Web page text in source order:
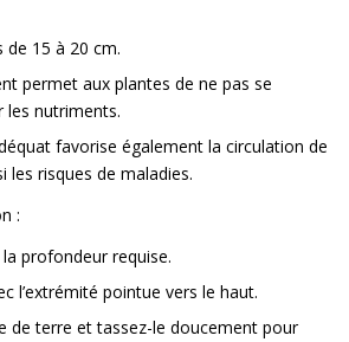
de 15 à 20 cm.
permet aux plantes de ne pas se
les nutriments.
favorise également la circulation de
les risques de maladies.
:
profondeur requise.
l’extrémité pointue vers le haut.
de terre et tassez-le doucement pour